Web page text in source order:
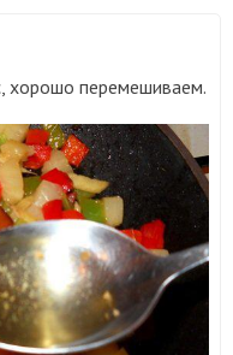
хорошо перемешиваем.